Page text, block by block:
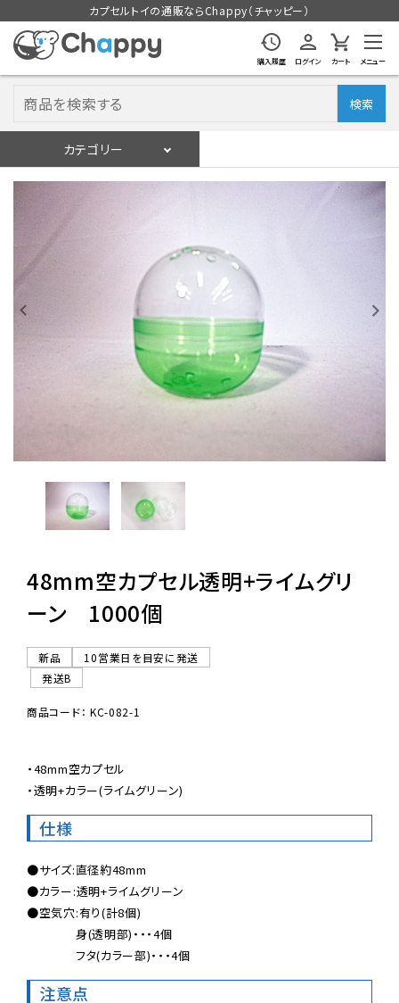
カプセルトイの通販ならChappy（チャッピー）
購入履歴 ログイン カート メニュー
検索
カテゴリー
ログイン
入荷スケジュールをチェック
カプセルトイマシン本体
カプセルトイ
販促用空カプセル
景品・玩具・文具
販促用カプセルトイ
よくあるご質問
ご利用ガイド
48mm空カプセル透明+ライムグリ
ーン 1000個
新品
10営業日を目安に発送
発送B
商品コード： KC-082-1
・48mm空カプセル
・透明+カラー(ライムグリーン)
仕様
●サイズ:直径約48mm
●カラー:透明+ライムグリーン
●空気穴:有り(計8個)
身(透明部)・・・4個
フタ(カラー部)・・・4個
注意点